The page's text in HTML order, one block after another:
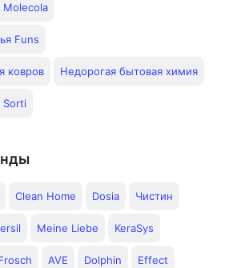
Funs
ковров Недорогая бытовая химия
Clean Home Dosia Чистин
Meine Liebe KeraSys
AVE Dolphin Effect